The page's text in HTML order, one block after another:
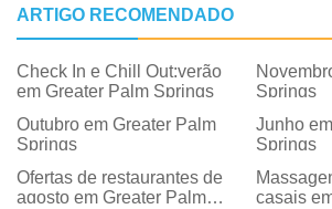
ARTIGO RECOMENDADO
Check In e Chill Out:verão
em Greater Palm Springs
Springs
Outubro em Greater Palm
Springs
Junho
Springs
Ofertas de restaurantes de
agosto em Greater Palm
casais